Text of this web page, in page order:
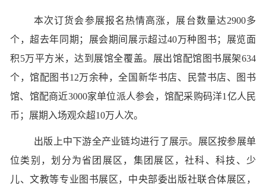
本次订货会参展报名热情高涨，展台数量达2900多
个，超去年同期；展会期间展示超过40万种图书；展览面
积5万平方米，达到展馆全覆盖。展出馆配馆图书展架634
个，馆配图书12万余种，全国新华书店、民营书店、图书
馆、馆配商近3000家单位派人参会，馆配采购码洋1亿人民
币；展期入场观众超10万人次。
出版上中下游全产业链均进行了展示。展区按参展单
位类别，划分为省团展区，集团展区，社科、科技、少
儿、文教等专业图书展区，中央部委出版社联合体展区，